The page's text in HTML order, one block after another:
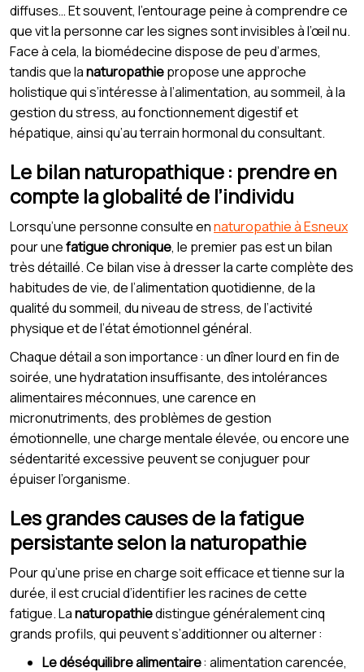
diffuses… Et souvent, l’entourage peine à comprendre ce
que vit la personne car les signes sont invisibles à l’œil nu.
Face à cela, la biomédecine dispose de peu d’armes,
tandis que lanaturopathiepropose une approche
holistique qui s’intéresse à l’alimentation, au sommeil, à la
gestion du stress, au fonctionnement digestif et
hépatique, ainsi qu’au terrain hormonal du consultant.
Le bilan naturopathique : prendre en
compte la globalité de l’individu
Lorsqu’une personne consulte ennaturopathie à Esneux
pour unefatigue chronique, le premier pas est un bilan
très détaillé. Ce bilan vise à dresser la carte complète des
habitudes de vie, de l’alimentation quotidienne, de la
qualité du sommeil, du niveau de stress, de l’activité
physique et de l’état émotionnel général.
Chaque détail a son importance : un dîner lourd en fin de
soirée, une hydratation insuffisante, des intolérances
alimentaires méconnues, une carence en
micronutriments, des problèmes de gestion
émotionnelle, une charge mentale élevée, ou encore une
sédentarité excessive peuvent se conjuguer pour
épuiser l’organisme.
Les grandes causes de la fatigue
persistante selon la naturopathie
Pour qu’une prise en charge soit efficace et tienne sur la
durée, il est crucial d’identifier les racines de cette
fatigue. Lanaturopathiedistingue généralement cinq
grands profils, qui peuvent s’additionner ou alterner :
Le déséquilibre alimentaire: alimentation carencée,